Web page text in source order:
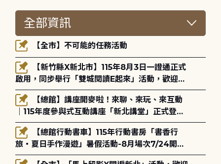
【全市】不可能的任務活動
啟用，同步舉行「雙城閱讀E起來」活動，歡迎踴
躍參加(115年8月3日至10月4日)。
｜115年度參與式互動講座「新北講堂」正式登
場！
旅・夏日手作漫遊」暑假活動-8月場次7/24開始
報名